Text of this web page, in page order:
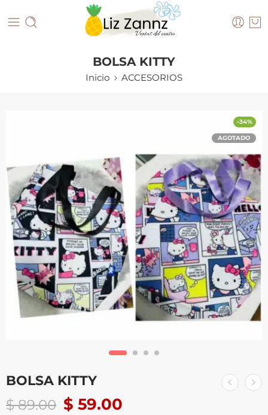
BOLSA KITTY
Inicio ACCESORIOS
-34%
AGOTADO
BOLSA KITTY
$89.00 $ 59.00